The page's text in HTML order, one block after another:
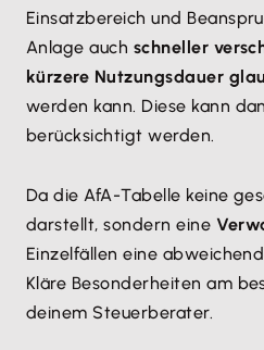
Einsatzbereich und
Anlage auch schneller
kürzere Nutzungsdauer
werden kann. Diese kann
berücksichtigt werden.
Da die AfA-Tabelle keine
darstellt, sondern eine
Einzelfällen eine
Kläre Besonderheiten am
deinem Steuerberater.